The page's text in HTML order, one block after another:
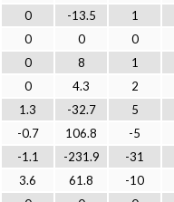
0 -13.5
1
0 0
0
0 8
1
0 4.3
2
1.3 -32.7
5
-0.7 106.8
-5
-1.1 -231.9
-31
3.6 61.8
-10